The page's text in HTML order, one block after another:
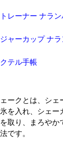
レーナー ナラン
ジャーカップ ナ
テル手帳
ークとは、シェ
を入れ、シェ
取り、まろやか
です。